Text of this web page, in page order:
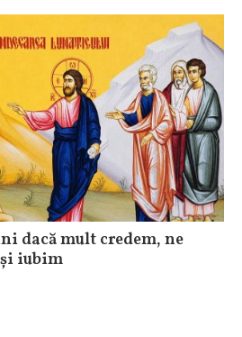
dacă mult credem, ne
iubim